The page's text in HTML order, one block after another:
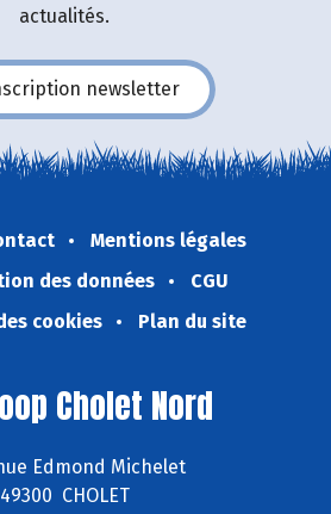
actualités.
newsletter
Mentions légales
des données
CGU
cookies
Plan du site
Cholet Nord
Edmond Michelet
49300 CHOLET